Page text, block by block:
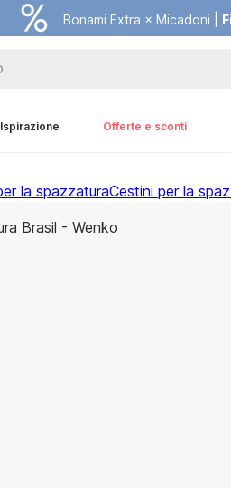
Bonami Extra × Micadoni |
Ispirazione Offerte e sconti
la spazzaturaCestini per la